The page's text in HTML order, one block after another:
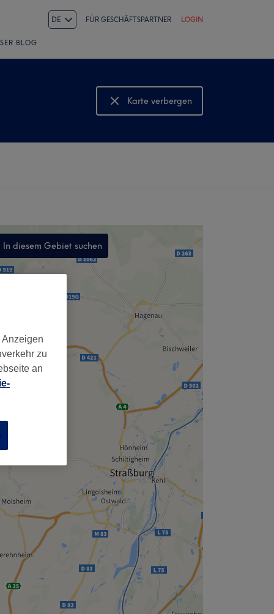
DE FÜR GESCHÄFTSPARTNER LOGIN
BLOG
Karte verbergen
Karte anzeigen
In diesem Gebiet suchen
,
zu
an